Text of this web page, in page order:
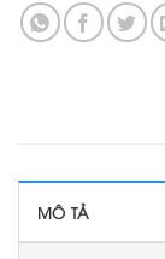
MÔ TẢ